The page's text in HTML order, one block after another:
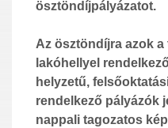
ösztöndíjpályázatot.
Az ösztöndíjra azok
lakóhellyel
helyzetű,
rendelkező pályázók
nappali tagozatos